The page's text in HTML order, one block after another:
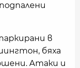
в
бяха
Атаки и